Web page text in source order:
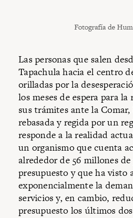
Fotografía de
Las personas que salen
Tapachula hacia el centro
orilladas por la
los meses de espera para
sus trámites ante la
rebasada y regida por un
responde a la realidad
un organismo que cuenta
alrededor de 56 millones de
presupuesto y que ha visto
exponencialmente la
servicios y, en cambio,
presupuesto los últimos